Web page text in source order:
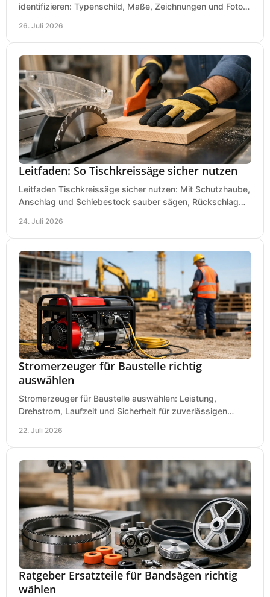
identifizieren: Typenschild, Maße, Zeichnungen und Fotos
26. Juli 2026
Leitfaden: So Tischkreissäge sicher nutzen
Leitfaden Tischkreissäge sicher nutzen: Mit Schutzhaube,
Anschlag und Schiebestock sauber sägen, Rückschlag
24. Juli 2026
Stromerzeuger für Baustelle richtig
auswählen
Stromerzeuger für Baustelle auswählen: Leistung,
Drehstrom, Laufzeit und Sicherheit für zuverlässigen
22. Juli 2026
Ratgeber Ersatzteile für Bandsägen richtig
wählen